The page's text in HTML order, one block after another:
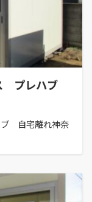
プレハブ
自宅離れ神奈